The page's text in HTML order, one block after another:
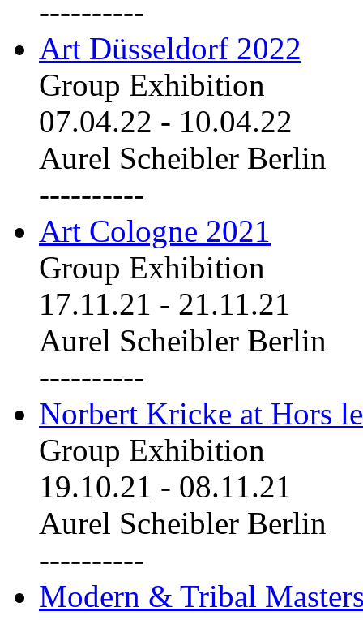
----------
Art Düsseldorf 2022
Group Exhibition
07.04.22 - 10.04.22
Aurel Scheibler Berlin
----------
Art Cologne 2021
Group Exhibition
17.11.21 - 21.11.21
Aurel Scheibler Berlin
----------
Norbert Kricke at Hors
Group Exhibition
19.10.21 - 08.11.21
Aurel Scheibler Berlin
----------
Modern & Tribal